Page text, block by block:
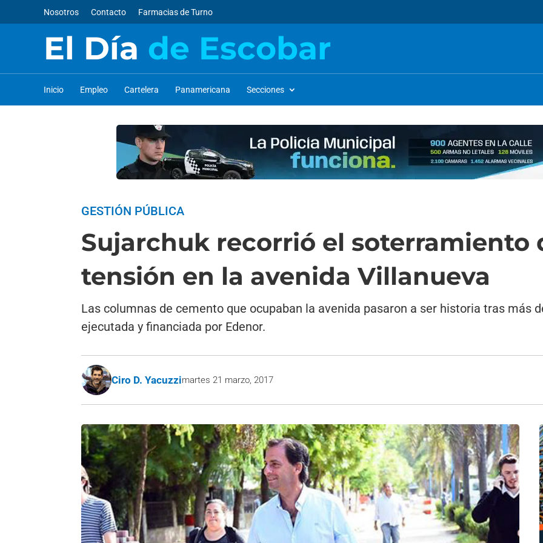
Nosotros Contacto Farmacias de Turno
El Día de Escobar
Inicio Empleo Cartelera Panamericana Secciones
GESTIÓN PÚBLICA
Sujarchuk recorrió el soterramiento
tensión en la avenida Villanueva
Las columnas de cemento que ocupaban la avenida pasaron a ser historia tras más
ejecutada y financiada por Edenor.
Ciro D. Yacuzzimartes 21 marzo, 2017